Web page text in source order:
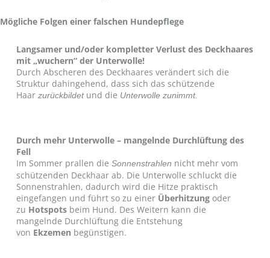
Mögliche Folgen einer falschen Hundepflege
Langsamer und/oder kompletter Verlust des Deckhaares
mit „wuchern“ der Unterwolle!
Durch Abscheren des Deckhaares verändert sich die
Struktur dahingehend, dass sich das schützende
Haarzurückbildetund die Unterwolle zunimmt.
Durch mehr Unterwolle – mangelnde Durchlüftung des
Fell
Im Sommer prallen dieSonnenstrahlen nicht mehr vom
schützenden Deckhaar ab. Die Unterwolle schluckt die
Sonnenstrahlen, dadurch wird die Hitze praktisch
eingefangen und führt so zu einer Überhitzung oder
zu Hotspots beim Hund. Des Weitern kann die
mangelnde Durchlüftung die Entstehung
von Ekzemen begünstigen.